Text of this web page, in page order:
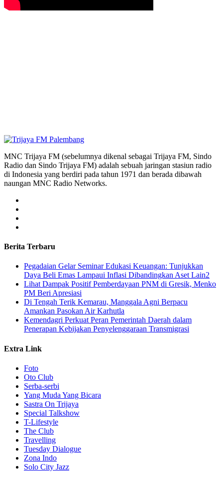
MNC Trijaya FM (sebelumnya dikenal sebagai Trijaya FM, Sindo
Radio dan Sindo Trijaya FM) adalah sebuah jaringan stasiun radio
di Indonesia yang berdiri pada tahun 1971 dan berada dibawah
naungan MNC Radio Networks.
Berita Terbaru
Pegadaian Gelar Seminar Edukasi Keuangan: Tunjukkan
Daya Beli Emas Lampaui Inflasi Dibandingkan Aset Lain2
Lihat Dampak Positif Pemberdayaan PNM di Gresik, Menko
PM Beri Apresiasi
​Di Tengah Terik Kemarau, Manggala Agni Berpacu
Amankan Pasokan Air Karhutla
Kemendagri Perkuat Peran Pemerintah Daerah dalam
Penerapan Kebijakan Penyelenggaraan Transmigrasi
Extra Link
Foto
Oto Club
Serba-serbi
Yang Muda Yang Bicara
Sastra On Trijaya
Special Talkshow
T-Lifestyle
The Club
Travelling
Tuesday Dialogue
Zona Indo
Solo City Jazz